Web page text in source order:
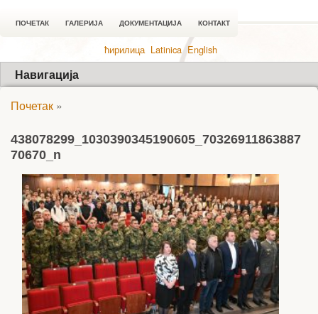
ПОЧЕТАК ГАЛЕРИЈА ДОКУМЕНТАЦИЈА КОНТАКТ
ћирилица Latinica English
Навигација
Почетак »
438078299_1030390345190605_70326911863887
70670_n